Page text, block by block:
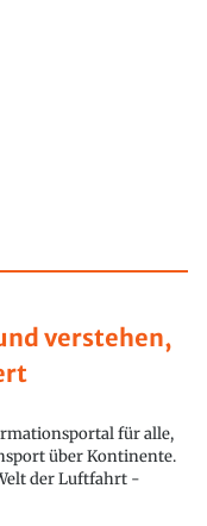
verstehen,
für alle,
über Kontinente.
der Luftfahrt -